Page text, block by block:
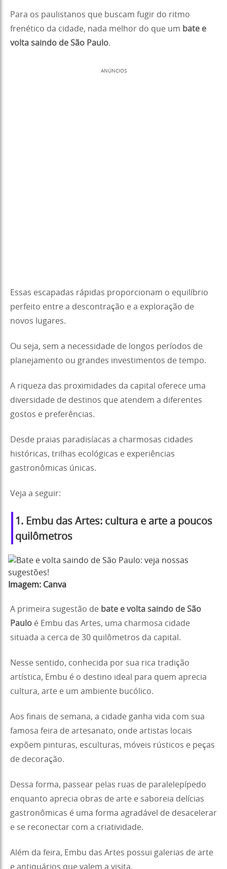
Para os paulistanos que buscam fugir do ritmo
frenético da cidade, nada melhor do que um bate e
volta saindo de São Paulo.
ANÚNCIOS
Essas escapadas rápidas proporcionam o equilíbrio
perfeito entre a descontração e a exploração de
novos lugares.
Ou seja, sem a necessidade de longos períodos de
planejamento ou grandes investimentos de tempo.
A riqueza das proximidades da capital oferece uma
diversidade de destinos que atendem a diferentes
gostos e preferências.
Desde praias paradisíacas a charmosas cidades
históricas, trilhas ecológicas e experiências
gastronômicas únicas.
Veja a seguir:
1. Embu das Artes: cultura e arte a poucos
quilômetros
Imagem: Canva
A primeira sugestão de bate e volta saindo de São
Paulo é Embu das Artes, uma charmosa cidade
situada a cerca de 30 quilômetros da capital.
Nesse sentido, conhecida por sua rica tradição
artística, Embu é o destino ideal para quem aprecia
cultura, arte e um ambiente bucólico.
Aos finais de semana, a cidade ganha vida com sua
famosa feira de artesanato, onde artistas locais
expõem pinturas, esculturas, móveis rústicos e peças
de decoração.
Dessa forma, passear pelas ruas de paralelepípedo
enquanto aprecia obras de arte e saboreia delícias
gastronômicas é uma forma agradável de desacelerar
e se reconectar com a criatividade.
Além da feira, Embu das Artes possui galerias de arte
e antiquários que valem a visita.